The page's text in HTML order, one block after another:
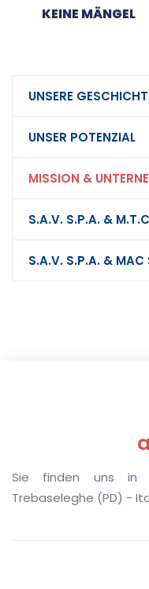
UNSERE
UNSER POTENZIAL
MISSION &
S.A.V. S.P.A. &
S.A.V. S.P.A. & MAC
KEINE MÄNGEL
Sie finden uns in
Trebaseleghe (PD) -